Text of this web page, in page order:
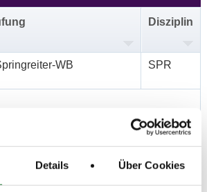
Details Über Cookies
Disziplin
WB SPR
WB - mit Erlaubter
SPR